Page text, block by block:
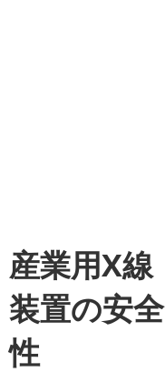
産業用X線
装置の安全
性